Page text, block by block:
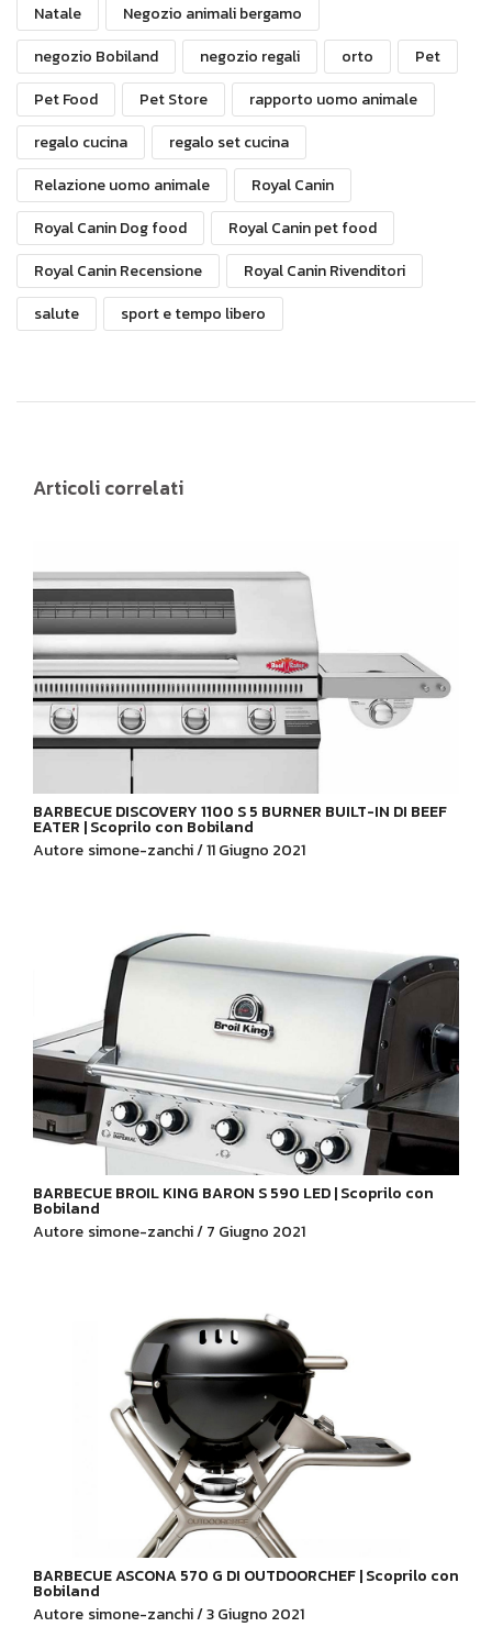
Natale
Negozio animali bergamo
negozio Bobiland
negozio regali orto
Pet
Pet Food
Pet Store
rapporto uomo animale
regalo cucina
regalo set cucina
Relazione uomo animale
Royal Canin
Royal Canin Dog food
Royal Canin pet food
Royal Canin Recensione
Royal Canin Rivenditori
salute
sport e tempo libero
Articoli correlati
BARBECUE DISCOVERY 1100 S 5 BURNER BUILT-IN DI BEEF
EATER | Scoprilo con Bobiland
Autore simone-zanchi / 11 Giugno 2021
BARBECUE BROIL KING BARON S 590 LED | Scoprilo con
Bobiland
Autore simone-zanchi / 7 Giugno 2021
BARBECUE ASCONA 570 G DI OUTDOORCHEF | Scoprilo con
Bobiland
Autore simone-zanchi / 3 Giugno 2021